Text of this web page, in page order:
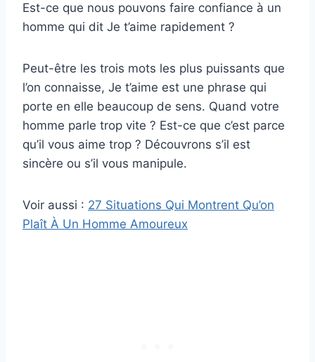
Est-ce que nous pouvons faire confiance à un
homme qui dit Je t’aime rapidement ?
Peut-être les trois mots les plus puissants que
l’on connaisse, Je t’aime est une phrase qui
porte en elle beaucoup de sens. Quand votre
homme parle trop vite ? Est-ce que c’est parce
qu’il vous aime trop ? Découvrons s’il est
sincère ou s’il vous manipule.
Voir aussi : 27 Situations Qui Montrent Qu’on
Plaît À Un Homme Amoureux